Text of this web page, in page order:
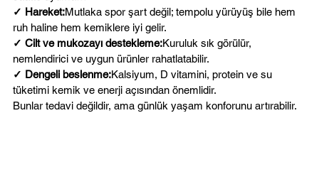
✓ Hareket:Mutlaka spor şart değil; tempolu yürüyüş bile hem
ruh haline hem kemiklere iyi gelir.
✓ Cilt ve mukozayı destekleme:Kuruluk sık görülür,
nemlendirici ve uygun ürünler rahatlatabilir.
✓ Dengeli beslenme:Kalsiyum, D vitamini, protein ve su
tüketimi kemik ve enerji açısından önemlidir.
Bunlar tedavi değildir, ama günlük yaşam konforunu artırabilir.